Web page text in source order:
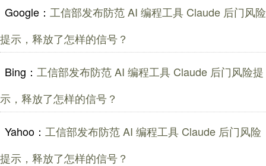
Google： 工信部发布防范 AI 编程工具 Claude 后门风险
提示，释放了怎样的信号？
Bing： 工信部发布防范 AI 编程工具 Claude 后门风险提
示，释放了怎样的信号？
Yahoo： 工信部发布防范 AI 编程工具 Claude 后门风险
提示，释放了怎样的信号？